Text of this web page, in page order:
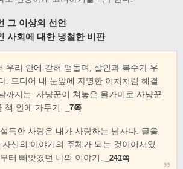
그 이상의 선언
사회에 대한 냉철한 비판
우리 안에 갇혀 맴돌며, 살인과 복수가 우
. 드디어 내 눈앞에 자명한 이치처럼 해결
까지는. 사냥꾼이 쳐놓은 올가미로 사냥꾼
책 안에 가두기.
_7쪽
득한 사람은 내가 사랑하는 남자다. 글을
신의 이야기의 주체가 되는 것이어서였
터 빼앗겼던 나의 이야기.
_241쪽